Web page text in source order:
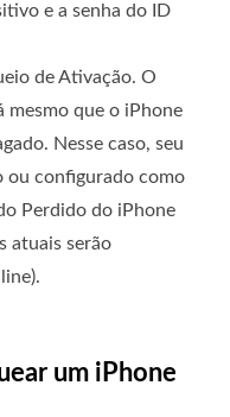
e a senha do ID
de Ativação. O
mesmo que o iPhone
Nesse caso, seu
ou configurado como
Perdido do iPhone
atuais serão
um iPhone